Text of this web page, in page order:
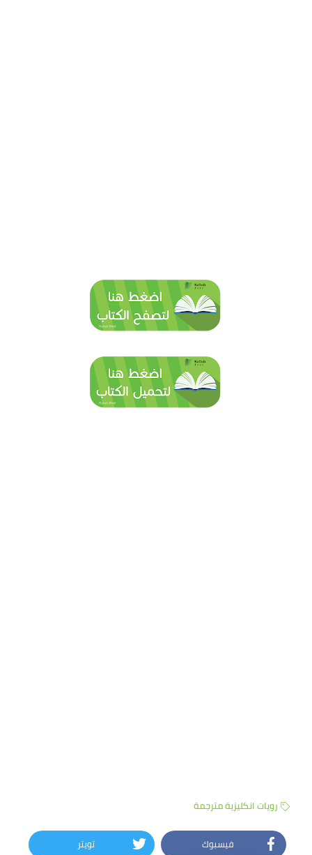
رويات انكليزية مترجمة
فيسبوك
تويتر